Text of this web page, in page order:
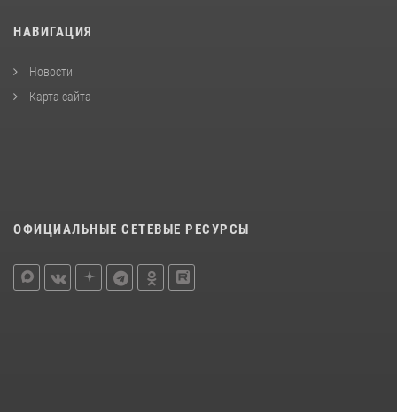
НАВИГАЦИЯ
Новости
Карта сайта
ОФИЦИАЛЬНЫЕ СЕТЕВЫЕ РЕСУРСЫ